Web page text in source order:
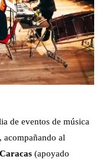
de eventos de música
acompañando al
Caracas (apoyado